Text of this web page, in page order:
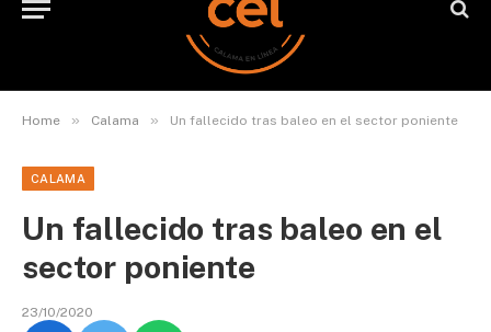
Home » Calama » Un fallecido tras baleo en el sector poniente
CALAMA
Un fallecido tras baleo en el
sector poniente
23/10/2020